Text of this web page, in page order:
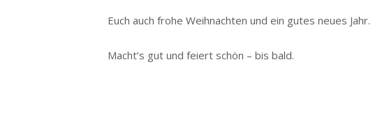
Euch auch frohe Weihnachten und ein gutes neues
Macht’s gut und feiert schön – bis bald.